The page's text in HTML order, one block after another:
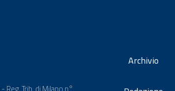
Trib. di Milano n°
Archivio